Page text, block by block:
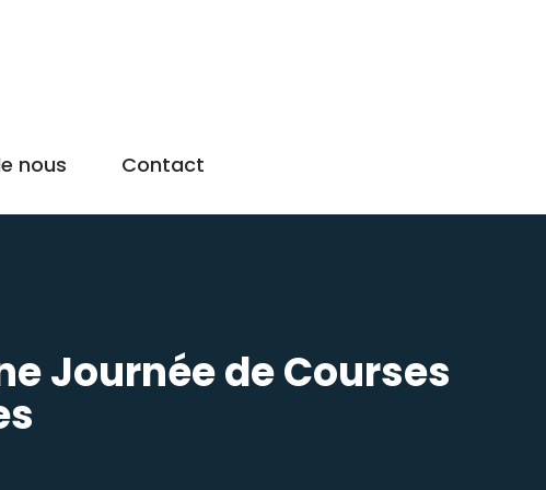
nous Contact
Journée de Courses